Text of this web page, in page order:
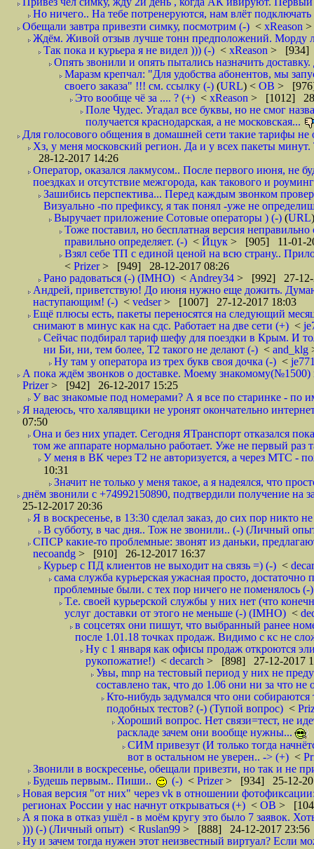
Но ничего.. На тебе потренеруются, нам влёт подключать
Обещали завтра привезти симку, посмотрим (-) < xReason
Ждём. Живой отзыв лучше тонн предположений. Морду
Так пока и курьера я не видел ))) (-) < xReason > [934]
Опять звонили и опять пытались назначить
Маразм крепчал: "Для удобства абонентов, мы
своего заказа" !!! см. ссылку (-) (URL) < ОВ >
Это вообще чё за .... ? (+) < xReason > [1012]
Поле Чудес. Угадал все буквы, но не смог
получается краснодарская, а не московская...
Для голосового общения в домашней сети такие тарифы не
Хз, у меня московский регион. Да и у всех пакеты
28-12-2017 14:26
Оператор, оказался лакмусом.. После первого июня, не
поездках и отсутствие межгорода, как такового и
Зашибись перспектива... Перед каждым звонком
Визуально -по префиксу, я так понял -уже не
Выручает приложение Сотовые операторы ) (-) (URL
Тоже поставил, но бесплатная версия
правильно определяет. (-) < Йцук > [905] 11-01-
Взял себе ТП с единой ценой на всю страну..
< Prizer> [949] 28-12-2017 08:26
Рано радоваться (-) (IMHO) < Andrey34 > [992] 27-12-
Андрей, приветствую! До июня нужно еще дожить.
наступающим! (-) < vedser> [1007] 27-12-2017 18:03
Ещё плюсы есть, пакеты переносятся на следующий
снимают в минус как на сдс. Работает на две сети (+) <
Сейчас подбирал тариф шефу для поездки в Крым. И
ни Би, ни, тем более, Т2 такого не делают (-) < and_klg
Ну там у оператора из трех букв своя дочка (-) <
А пока ждём звонков о доставке. Моему знакомому(№1500)
Prizer> [942] 26-12-2017 15:25
У вас знакомые под номерами? А я все по старинке - по
Я надеюсь, что халявщики не уронят окончательно
07:50
Она и без них упадет. Сегодня ЯТранспорт отказался
том же аппарате нормально работает. Уже не первый раз
У меня в ВК через Т2 не авторизуется, а через МТС -
10:31
Значит не только у меня такое, а я надеялся, что
днём звонили с +74992150890, подтвердили получение на
25-12-2017 20:36
Я в воскресенье, в 13:30 сделал заказ, до сих пор никто
В субботу, в час дня.. Тож не звонили.. (-) (Личный
СПСР какие-то проблемные: звонят из даньки,
necoandg > [910] 26-12-2017 16:37
Курьер с ПД клиентов не выходит на связь =) (-) <
сама служба курьерская ужасная просто,
проблемные были. с тех пор ничего не поменялось (-)
Т.е. своей курьерской службы у них нет (что
услуг доставки от этого не меньше (-) (IMHO) <
в соцсетях они пишут, что выбранный ранее
после 1.01.18 точках продаж. Видимо с кс не
Ну с 1 января как офисы продаж откроются
рукопожатие!) < decarch > [898] 27-12-2017
Увы, mnp на тестовый период у них не
составлено так, что до 1.06 они ни за что не
Кто-нибудь задумался что они
подобных тестов? (-) (Тупой вопрос) <
Хороший вопрос. Нет связи=тест, не
раскладе зачем они вообще нужны...
СИМ привезут (И только тогда
вот в остальном не уверен.. -> (+) <
Звонили в воскресенье, обещали привезти, но так и не
Будешь первым.. Пиши..
(-) < Prizer> [934] 25-12-
Новая версия "от них" через vk в отношении
регионах России у нас начнут открываться (+) < ОВ >
А я пока в отказ ушёл - в моём кругу это было 7 заявок.
))) (-) (Личный опыт) < Ruslan99 > [888] 24-12-2017 23:56
Ну и зачем тогда нужен этот неизвестный виртуал? Если